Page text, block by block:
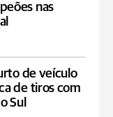
nas
de veículo
de tiros com
Sul